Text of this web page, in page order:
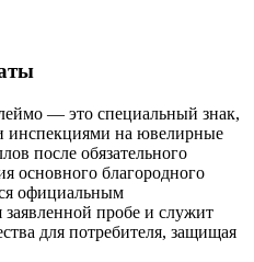
— это специальный знак,
инспекциями на ювелирные
после обязательного
основного благородного
официальным
заявленной пробе и служит
для потребителя, защищая